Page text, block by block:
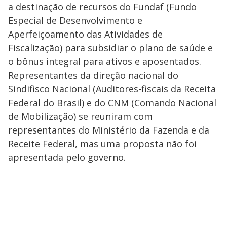
a destinação de recursos do Fundaf (Fundo
Especial de Desenvolvimento e
Aperfeiçoamento das Atividades de
Fiscalização) para subsidiar o plano de saúde e
o bônus integral para ativos e aposentados.
Representantes da direção nacional do
Sindifisco Nacional (Auditores-fiscais da Receita
Federal do Brasil) e do CNM (Comando Nacional
de Mobilização) se reuniram com
representantes do Ministério da Fazenda e da
Receite Federal, mas uma proposta não foi
apresentada pelo governo.